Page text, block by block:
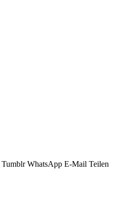
Tumblr WhatsApp E-Mail Teilen